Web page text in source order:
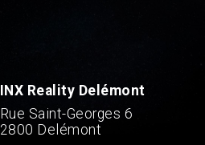
INX Reality Delémont
Rue Saint-Georges 6
2800 Delémont